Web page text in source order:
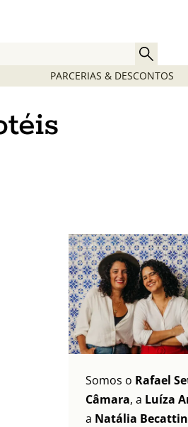
PARCERIAS & DESCONTOS
Somos o Rafael
Câmara, a Luíza
a Natália